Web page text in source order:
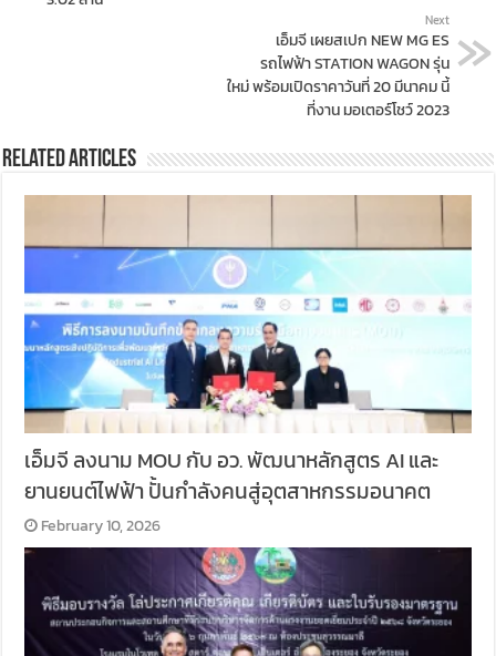
Next
เอ็มจี เผยสเปก NEW MG ES
รถไฟฟ้า STATION WAGON รุ่น
ใหม่ พร้อมเปิดราคาวันที่ 20 มีนาคม นี้
ที่งาน มอเตอร์โชว์ 2023
Related Articles
เอ็มจี ลงนาม MOU กับ อว. พัฒนาหลักสูตร AI และ
ยานยนต์ไฟฟ้า ปั้นกำลังคนสู่อุตสาหกรรมอนาคต
February 10, 2026